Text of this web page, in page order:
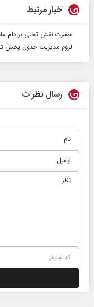
اخبار مرتبط
حسرت نقش تختی بر دلم
لزوم مدیریت جدول پخش
ارسال نظرات